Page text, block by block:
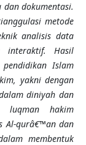
dokumentasi.
metode
analisis data
interaktif. Hasil
Islam
yakni dengan
diniyah dan
luqman hakim
Al-qurâ€™an dan
membentuk